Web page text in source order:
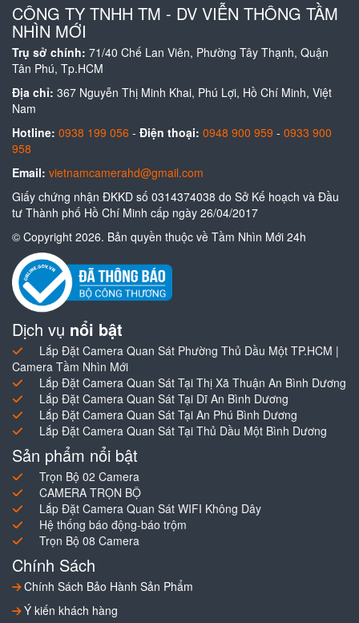
CÔNG TY TNHH TM - DV VIỄN THÔNG TẦM
NHÌN MỚI
Trụ sở chính: 71/40 Chế Lan Viên, Phường Tây Thạnh, Quận
Tân Phú, Tp.HCM
Địa chỉ: 367 Nguyễn Thị Minh Khai, Phú Lợi, Hồ Chí Minh, Việt
Nam
Hotline: 0938 199 056 - Điện thoại: 0948 900 959 - 0933 900
958
Email: vietnamcamerahd@gmail.com
Giấy chứng nhận ĐKKD số 0314374038 do Sở Kế hoạch và Đầu
tư Thành phố Hồ Chí Minh cấp ngày 26/04/2017
© Copyright 2026. Bản quyền thuộc về Tầm Nhìn Mới 24h
Dịch vụ nổi bật
Lắp Đặt Camera Quan Sát Phường Thủ Dầu Một TP.HCM |
Camera Tầm Nhìn Mới
Lắp Đặt Camera Quan Sát Tại Thị Xã Thuận An Bình Dương
Lắp Đặt Camera Quan Sát Tại Dĩ An Bình Dương
Lắp Đặt Camera Quan Sát Tại An Phú Bình Dương
Lắp Đặt Camera Quan Sát Tại Thủ Dầu Một Bình Dương
Sản phẩm nổi bật
Trọn Bộ 02 Camera
CAMERA TRỌN BỘ
Lắp Đặt Camera Quan Sát WIFI Không Dây
Hệ thống báo động-báo trộm
Trọn Bộ 08 Camera
Chính Sách
Chính Sách Bảo Hành Sản Phẩm
Ý kiến khách hàng